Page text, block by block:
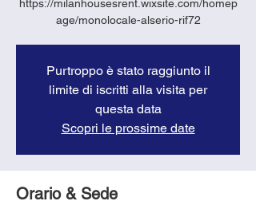
https://milanhousesrent.wixsite.com/homep
age/monolocale-alserio-rif72
Purtroppo è stato raggiunto il
limite di iscritti alla visita per
questa data
Scopri le prossime date
Orario & Sede